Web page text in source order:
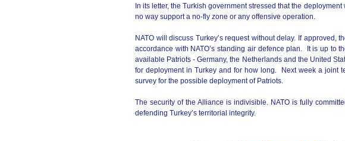
In its letter, the Turkish government stressed that the
no way support a no-fly zone or any offensive operation.
NATO will discuss Turkey’s request without delay. If approved,
accordance with NATO’s standing air defence plan. It is up to
available Patriots - Germany, the Netherlands and the United
for deployment in Turkey and for how long. Next week a joint
survey for the possible deployment of Patriots.
The security of the Alliance is indivisible. NATO is fully
defending Turkey’s territorial integrity.